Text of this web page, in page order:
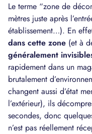
Le terme “zone de
mètres juste après
établissement…). En
dans cette zone (et à
généralement
rapidement dans un
brutalement
changent aussi d’état
l’extérieur), ils
secondes, donc
n’est pas réellement